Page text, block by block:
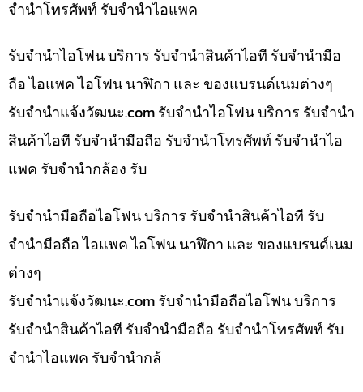
จำนำโทรศัพท์ รับจำนำไอแพค
รับจำนำไอโฟน บริการ รับจำนำสินค้าไอที รับจำนำมือ
ถือ ไอแพค ไอโฟน นาฬิกา และ ของแบรนด์เนมต่างๆ
รับจํานําแจ้งวัฒนะ.com รับจำนำไอโฟน บริการ รับจำนำ
สินค้าไอที รับจำนำมือถือ รับจำนำโทรศัพท์ รับจำนำไอ
แพค รับจำนำกล้อง รับ
รับจำนำมือถือไอโฟน บริการ รับจำนำสินค้าไอที รับ
จำนำมือถือ ไอแพค ไอโฟน นาฬิกา และ ของแบรนด์เนม
ต่างๆ
รับจํานําแจ้งวัฒนะ.com รับจำนำมือถือไอโฟน บริการ
รับจำนำสินค้าไอที รับจำนำมือถือ รับจำนำโทรศัพท์ รับ
จำนำไอแพค รับจำนำกล้